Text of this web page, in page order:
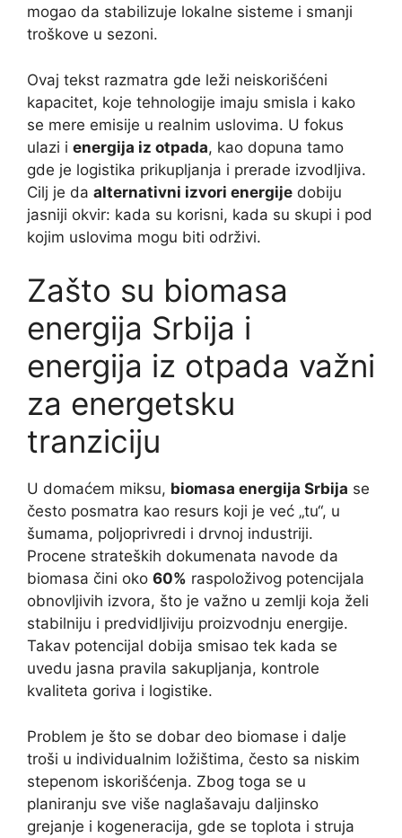
mogao da stabilizuje lokalne sisteme i smanji
troškove u sezoni.
Ovaj tekst razmatra gde leži neiskorišćeni
kapacitet, koje tehnologije imaju smisla i kako
se mere emisije u realnim uslovima. U fokus
ulazi i energija iz otpada, kao dopuna tamo
gde je logistika prikupljanja i prerade izvodljiva.
Cilj je da alternativni izvori energije dobiju
jasniji okvir: kada su korisni, kada su skupi i pod
kojim uslovima mogu biti održivi.
Zašto su biomasa
energija Srbija i
energija iz otpada važni
za energetsku
tranziciju
U domaćem miksu, biomasa energija Srbija se
često posmatra kao resurs koji je već „tu“, u
šumama, poljoprivredi i drvnoj industriji.
Procene strateških dokumenata navode da
biomasa čini oko 60% raspoloživog potencijala
obnovljivih izvora, što je važno u zemlji koja želi
stabilniju i predvidljiviju proizvodnju energije.
Takav potencijal dobija smisao tek kada se
uvedu jasna pravila sakupljanja, kontrole
kvaliteta goriva i logistike.
Problem je što se dobar deo biomase i dalje
troši u individualnim ložištima, često sa niskim
stepenom iskorišćenja. Zbog toga se u
planiranju sve više naglašavaju daljinsko
grejanje i kogeneracija, gde se toplota i struja